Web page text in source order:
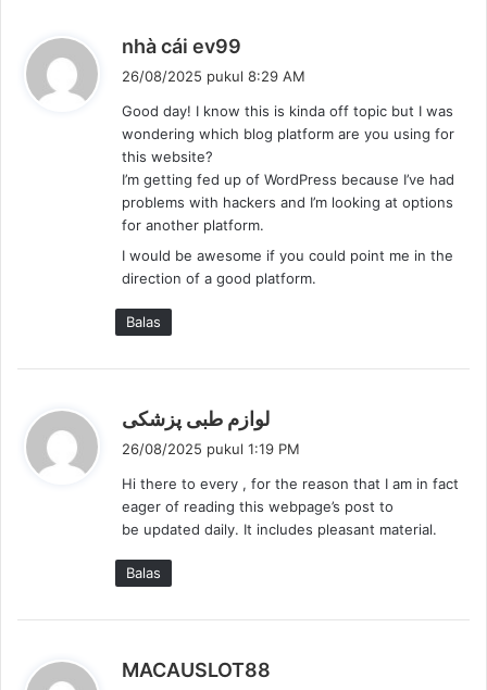
nhà cái ev99
k
a
26/08/2025 pukul 8:29 AM
Good day! I know this is kinda off topic but I was
wondering which blog platform are you using for
this website?
I’m getting fed up of WordPress because I’ve had
problems with hackers and I’m looking at options
for another platform.
I would be awesome if you could point me in the
direction of a good platform.
Balas
لوازم طبی پزشکی
k
a
t
26/08/2025 pukul 1:19 PM
Hi there to every , for the reason that I am in fact
eager of reading this webpage’s post to
be updated daily. It includes pleasant material.
Balas
MACAUSLOT88